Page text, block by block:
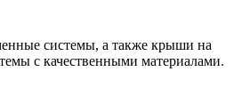
системы, а также крыши на
с качественными материалами.